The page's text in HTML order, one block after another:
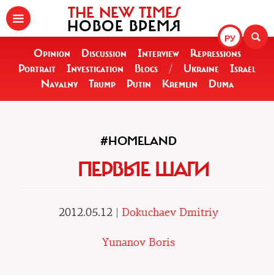
РУ
THE NEW TIMES
НОВОЕ ВРЕМЯ
Opinion Discussion Interview
Repressions
Portrait
Investigation Blogs / Ukraine
Israel
Navalny
Trump Putin Kremlin Duma
#HOMELAND
ПЕРВЫЕ ШАГИ
2012.05.12 | Dokuchaev Dmitriy
Yunanov Boris